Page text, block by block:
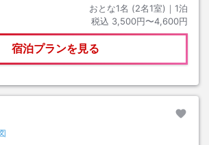
おとな1名 (2名1室)｜ 1泊
税込 3,500円〜4,600円
宿泊プランを見る